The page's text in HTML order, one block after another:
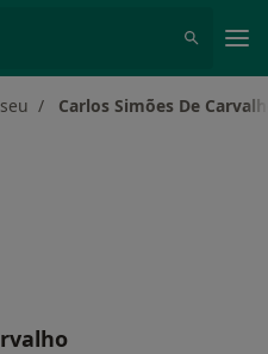
Carlos Simões De